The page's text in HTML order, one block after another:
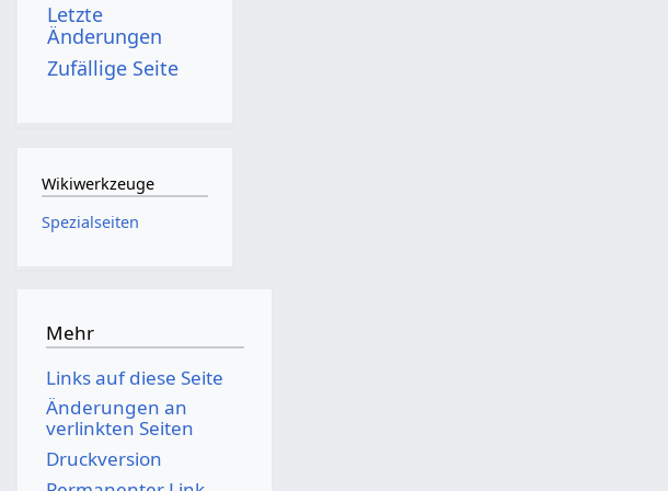
Letzte
Änderungen
Zufällige Seite
Wikiwerkzeuge
Spezialseiten
Mehr
Links auf diese Seite
Änderungen an
verlinkten Seiten
Druckversion